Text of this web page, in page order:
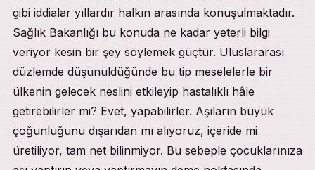
gibi iddialar yıllardır halkın arasında konuşulmaktadır.
Sağlık Bakanlığı bu konuda ne kadar yeterli bilgi
veriyor kesin bir şey söylemek güçtür. Uluslararası
düzlemde düşünüldüğünde bu tip meselelerle bir
ülkenin gelecek neslini etkileyip hastalıklı hâle
getirebilirler mi? Evet, yapabilirler. Aşıların büyük
çoğunluğunu dışarıdan mı alıyoruz, içeride mi
üretiliyor, tam net bilinmiyor. Bu sebeple çocuklarınıza